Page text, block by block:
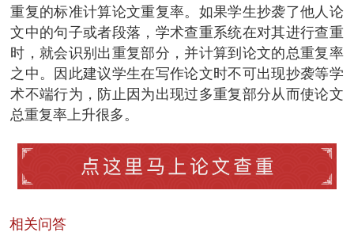
重复的标准计算论文重复率。如果学生抄袭了他人论
文中的句子或者段落，学术查重系统在对其进行查重
时，就会识别出重复部分，并计算到论文的总重复率
之中。因此建议学生在写作论文时不可出现抄袭等学
术不端行为，防止因为出现过多重复部分从而使论文
总重复率上升很多。
相关问答